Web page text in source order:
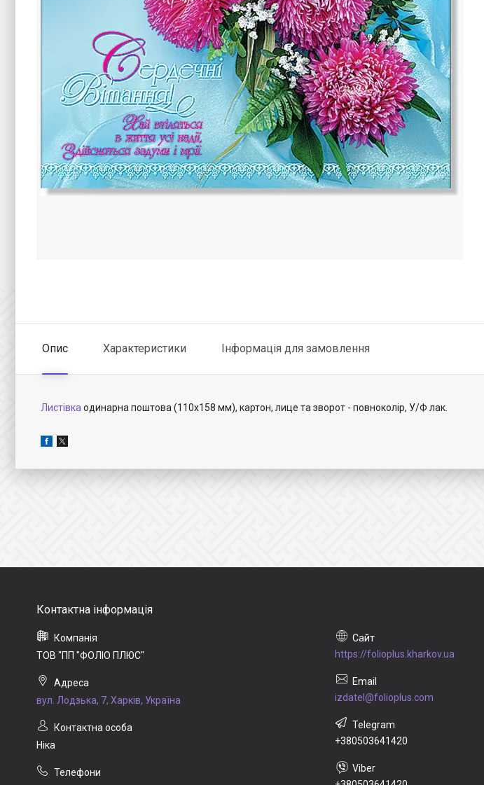
Опис Характеристики Інформація для замовлення
Листівка одинарна поштова (110х158 мм), картон, лице та зворот - повноколір, У/Ф лак.
ТОВ "ПП "ФОЛІО ПЛЮС"
вул. Лодзька, 7, Харків, Україна
Ніка
https://folioplus.kharkov.ua
izdatel@folioplus.com
+380503641420